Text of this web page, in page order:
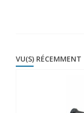
VU(S) RÉCEMMENT